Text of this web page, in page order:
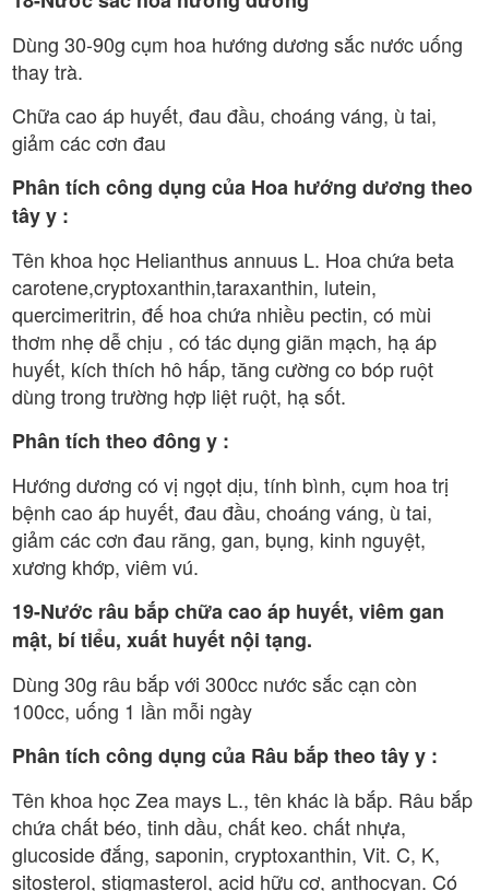
Dùng 30-90g cụm hoa hướng dương sắc nước uống
thay trà.
Chữa cao áp huyết, đau đầu, choáng váng, ù tai,
giảm các cơn đau
Phân tích công dụng của Hoa hướng dương theo
tây y :
Tên khoa học Helianthus annuus L. Hoa chứa beta
carotene,cryptoxanthin,taraxanthin, lutein,
quercimeritrin, đế hoa chứa nhiều pectin, có mùi
thơm nhẹ dễ chịu , có tác dụng giãn mạch, hạ áp
huyết, kích thích hô hấp, tăng cường co bóp ruột
dùng trong trường hợp liệt ruột, hạ sốt.
Phân tích theo đông y :
Hướng dương có vị ngọt dịu, tính bình, cụm hoa trị
bệnh cao áp huyết, đau đầu, choáng váng, ù tai,
giảm các cơn đau răng, gan, bụng, kinh nguyệt,
xương khớp, viêm vú.
19-Nước râu bắp chữa cao áp huyết, viêm gan
mật, bí tiểu, xuất huyết nội tạng.
Dùng 30g râu bắp với 300cc nước sắc cạn còn
100cc, uống 1 lần mỗi ngày
Phân tích công dụng của Râu bắp theo tây y :
Tên khoa học Zea mays L., tên khác là bắp. Râu bắp
chứa chất béo, tinh dầu, chất keo. chất nhựa,
glucoside đắng, saponin, cryptoxanthin, Vit. C, K,
sitosterol, stigmasterol, acid hữu cơ, anthocyan. Có